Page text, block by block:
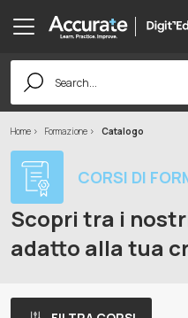
Search
for:
Home Formazione Catalogo
CORSI DI
Scopri tra i
adatto alla tua